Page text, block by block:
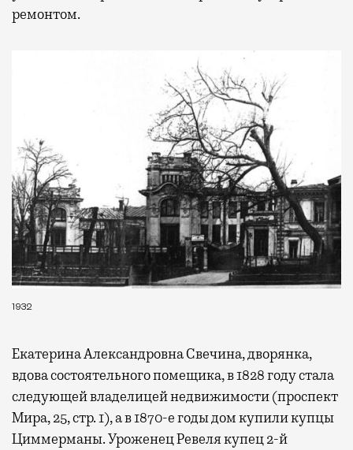
ремонтом.
1932
Екатерина Александровна Свечина, дворянка,
вдова состоятельного помещика, в 1828 году стала
следующей владелицей недвижимости (проспект
Мира, 25, стр. 1), а в 1870-е годы дом купили купцы
Циммерманы. Уроженец Ревеля купец 2-й